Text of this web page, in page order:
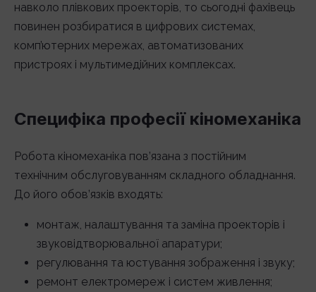
навколо плівкових проекторів, то сьогодні фахівець
повинен розбиратися в цифрових системах,
комп’ютерних мережах, автоматизованих
пристроях і мультимедійних комплексах.
Специфіка професії кіномеханіка
Робота кіномеханіка пов’язана з постійним
технічним обслуговуванням складного обладнання.
До його обов’язків входять:
монтаж, налаштування та заміна проекторів і
звуковідтворювальної апаратури;
регулювання та юстування зображення і звуку;
ремонт електромереж і систем живлення;